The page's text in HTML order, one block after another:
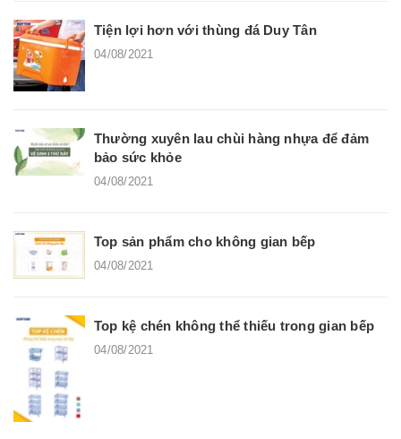
Tiện lợi hơn với thùng đá Duy Tân
04/08/2021
Thường xuyên lau chùi hàng nhựa để đảm
bảo sức khỏe
04/08/2021
Top sản phẩm cho không gian bếp
04/08/2021
Top kệ chén không thể thiếu trong gian bếp
04/08/2021